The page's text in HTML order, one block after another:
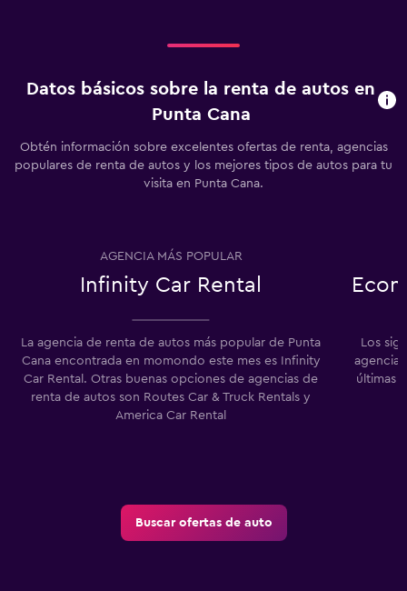
Datos básicos sobre la renta de autos en
Punta Cana
Obtén información sobre excelentes ofertas de renta, agencias
populares de renta de autos y los mejores tipos de autos para tu
visita en Punta Cana.
AGENCIA MÁS POPULAR
Infinity Car Rental
La agencia de renta de autos más popular de Punta
Cana encontrada en momondo este mes es Infinity
Car Rental. Otras buenas opciones de agencias de
renta de autos son Routes Car & Truck Rentals y
America Car Rental
Los
últimas
Buscar ofertas de auto